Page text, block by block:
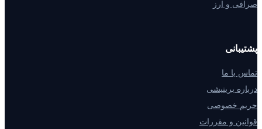
صرافی و ارز
پشتیبانی
تماس با ما
درباره بریتیشی
حریم خصوصی
قوانین و مقررات